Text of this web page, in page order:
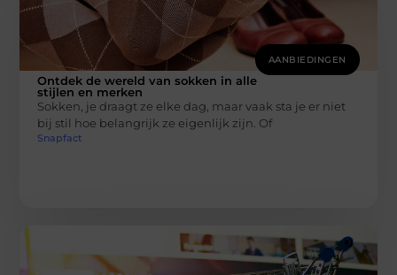
AANBIEDINGEN
Ontdek de wereld van sokken in alle
stijlen en merken
Sokken, je draagt ze elke dag, maar vaak sta je er niet
bij stil hoe belangrijk ze eigenlijk zijn. Of
Snapfact